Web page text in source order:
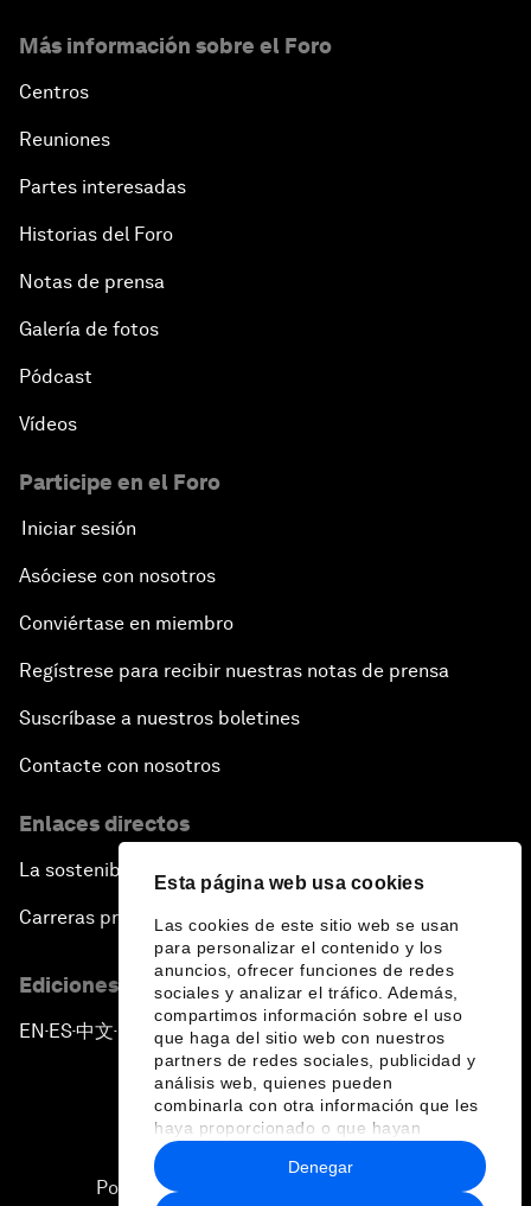
Esta página web usa cookies
Las cookies de este sitio web se usan
para personalizar el contenido y los
anuncios, ofrecer funciones de redes
sociales y analizar el tráfico. Además,
compartimos información sobre el uso
que haga del sitio web con nuestros
partners de redes sociales, publicidad y
análisis web, quienes pueden
combinarla con otra información que les
haya proporcionado o que hayan
recopilado a partir del uso que haya
hecho de sus servicios.
Denegar
Más información sobre el Foro
Centros
Reuniones
Partes interesadas
Historias del Foro
Notas de prensa
Galería de fotos
Pódcast
Vídeos
Participe en el Foro
Iniciar sesión
Asóciese con nosotros
Conviértase en miembro
Regístrese para recibir nuestras notas de prensa
Suscríbase a nuestros boletines
Contacte con nosotros
Enlaces directos
La sostenibilidad en el Foro
Carreras profesionales
Ediciones en otros idiomas
EN ▪ES▪中文▪ 日本語
Política de privacidad y normas de uso